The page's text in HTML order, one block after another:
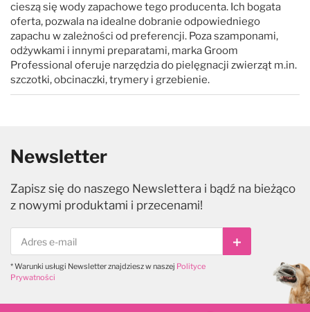
cieszą się wody zapachowe tego producenta. Ich bogata
oferta, pozwala na idealne dobranie odpowiedniego
zapachu w zależności od preferencji. Poza szamponami,
odżywkami i innymi preparatami, marka Groom
Professional oferuje narzędzia do pielęgnacji zwierząt m.in.
szczotki, obcinaczki, trymery i grzebienie.
Newsletter
Zapisz się do naszego Newslettera i bądź na bieżąco
z nowymi produktami i przecenami!
Subskrybuj
* Warunki usługi Newsletter znajdziesz w naszej Polityce
Prywatności